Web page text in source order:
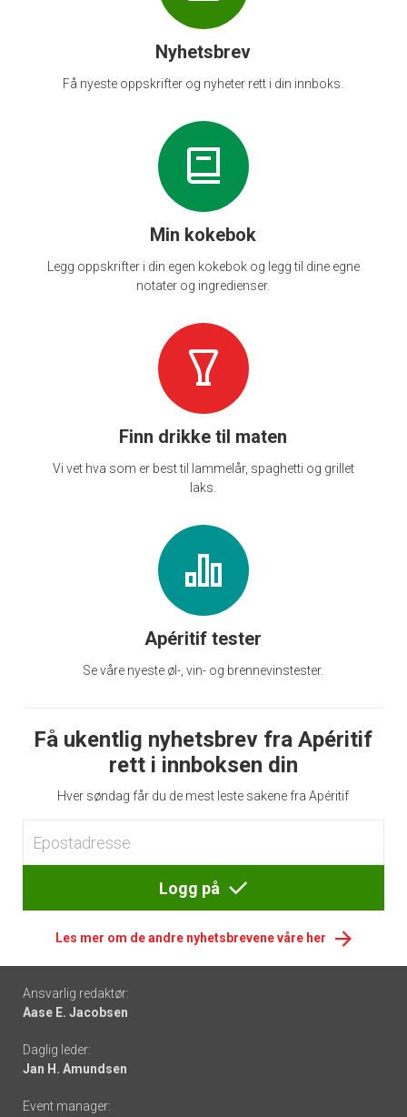
Nyhetsbrev
Få nyeste oppskrifter og nyheter rett i din innboks.
Min kokebok
Legg oppskrifter i din egen kokebok og legg til dine egne
notater og ingredienser.
Finn drikke til maten
Vi vet hva som er best til lammelår, spaghetti og grillet
laks.
Apéritif tester
Se våre nyeste øl-, vin- og brennevinstester.
Få ukentlig nyhetsbrev fra Apéritif
rett i innboksen din
Hver søndag får du de mest leste sakene fra Apéritif
Logg på
Les mer om de andre nyhetsbrevene våre her
Footer
-
links
Ansvarlig redaktør:
Aase E. Jacobsen
Daglig leder:
Jan H. Amundsen
Event manager: